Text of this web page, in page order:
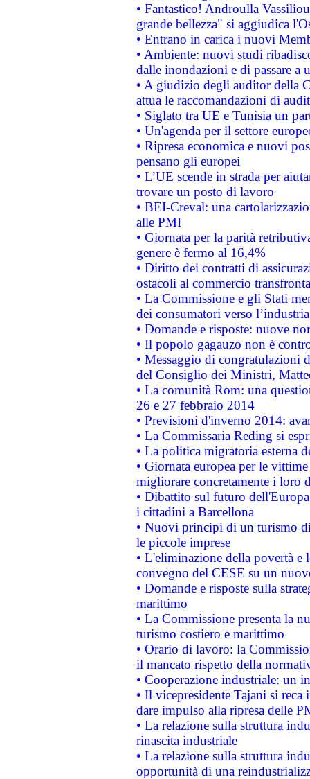
• Fantastico! Androulla
grande bellezza" si aggiudica
• Entrano in carica i nuovi
• Ambiente: nuovi studi
dalle inondazioni e di passare a
• A giudizio degli auditor della
attua le raccomandazioni di
• Siglato tra UE e Tunisia un
• Un'agenda per il settore
• Ripresa economica e nuovi
pensano gli europei
• L’UE scende in strada per
trovare un posto di lavoro
• BEI-Creval: una
alle PMI
• Giornata per la parità
genere è fermo al 16,4%
• Diritto dei contratti di
ostacoli al commercio
• La Commissione e gli Stati
dei consumatori verso
• Domande e risposte: nuove
• Il popolo gagauzo non è
• Messaggio di congratulazioni
del Consiglio dei Ministri,
• La comunità Rom: una
26 e 27 febbraio 2014
• Previsioni d'inverno 2014:
• La Commissaria Reding si
• La politica migratoria esterna
• Giornata europea per le
migliorare concretamente i loro
• Dibattito sul futuro
i cittadini a Barcellona
• Nuovi principi di un turismo
le piccole imprese
• L'eliminazione della povertà
convegno del CESE su un
• Domande e risposte sulla
marittimo
• La Commissione presenta la
turismo costiero e marittimo
• Orario di lavoro: la
il mancato rispetto della
• Cooperazione industriale: un
• Il vicepresidente Tajani si
dare impulso alla ripresa delle
• La relazione sulla struttura
rinascita industriale
• La relazione sulla struttura
opportunità di una